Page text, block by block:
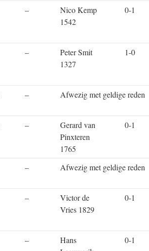
–
Nico Kemp
1542
0-1
–
Peter Smit
1327
1-0
– Afwezig met geldige reden
–
Gerard van
Pinxteren
1765
0-1
– Afwezig met geldige reden
–
Victor de
Vries 1829
0-1
–
Hans
0-1